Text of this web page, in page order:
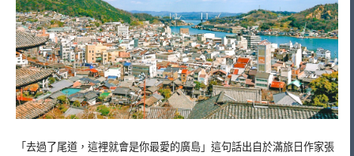
「去過了尾道，這裡就會是你最愛的廣島」這句話出自於滿旅日作家張